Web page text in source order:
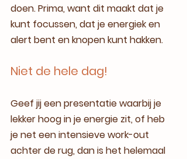
doen. Prima, want dit maakt dat je
kunt focussen, dat je energiek en
alert bent en knopen kunt hakken.
Niet de hele dag!
Geef jij een presentatie waarbij je
lekker hoog in je energie zit, of heb
je net een intensieve work-out
achter de rug, dan is het helemaal